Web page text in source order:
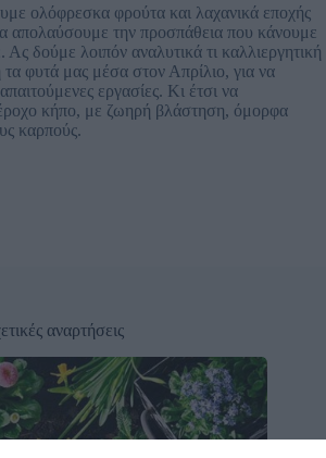
ολόφρεσκα φρούτα και λαχανικά εποχής
απολαύσουμε την προσπάθεια που κάνουμε
δούμε λοιπόν αναλυτικά τι καλλιεργητική
τα φυτά μας μέσα στον Απρίλιο, για να
εργασίες. Κι έτσι να
κήπο, με ζωηρή βλάστηση, όμορφα
καρπούς.
αναρτήσεις